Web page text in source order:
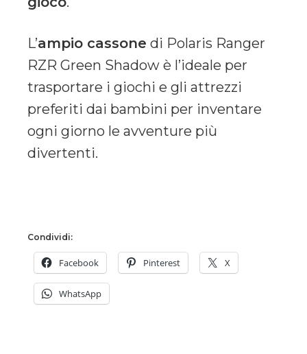
L’ampio cassone di Polaris Ranger
RZR Green Shadow è l’ideale per
trasportare i giochi e gli attrezzi
preferiti dai bambini per inventare
ogni giorno le avventure più
divertenti.
Condividi:
Facebook Pinterest X
WhatsApp